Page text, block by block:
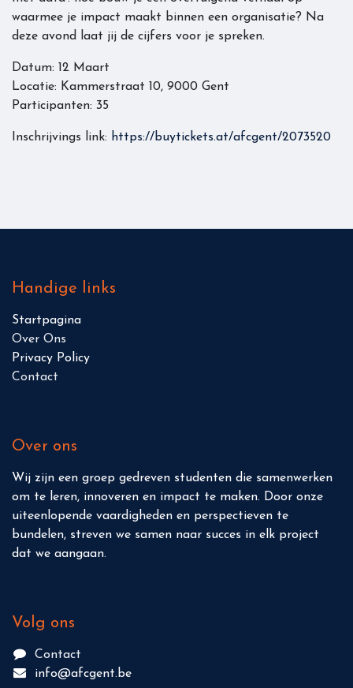
waarmee je impact maakt binnen een organisatie? Na
deze avond laat jij de cijfers voor je spreken.
Datum: 12 Maart
Locatie: Kammerstraat 10, 9000 Gent
Participanten: 35
Inschrijvings link: https://buytickets.at/afcgent/2073520
Handige links
Sta​r​tpagi​na
Over Ons
Privacy Policy
Contact
Over ons
Wij zijn een groep gedreven studenten die samenwerken
om te leren, innoveren en impact te maken. Door onze
uiteenlopende vaardigheden en perspectieven te
bundelen, streven we samen naar succes in elk project
dat we aangaan.
Volg ons
Contact
info@afcgent.be